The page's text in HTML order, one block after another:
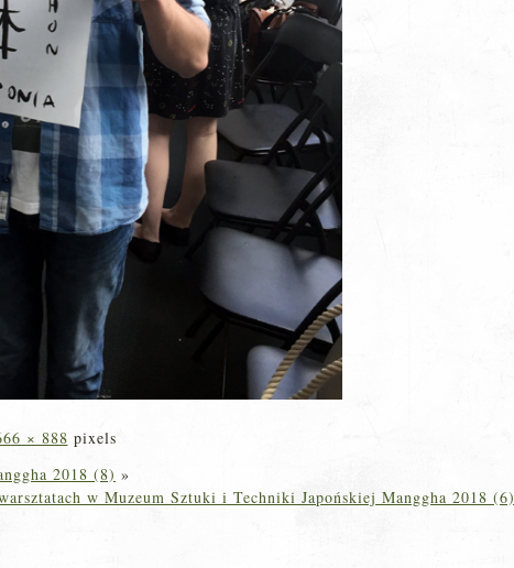
× 888 pixels
2018 (8) »
w Muzeum Sztuki i Techniki Japońskiej Manggha 2018 (6)